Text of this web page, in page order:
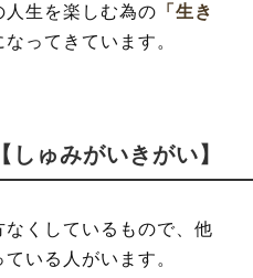
生を楽しむ為の 「生き
ってきています。
しゅみがいきがい】
くしているもので、他
いる人がいます。